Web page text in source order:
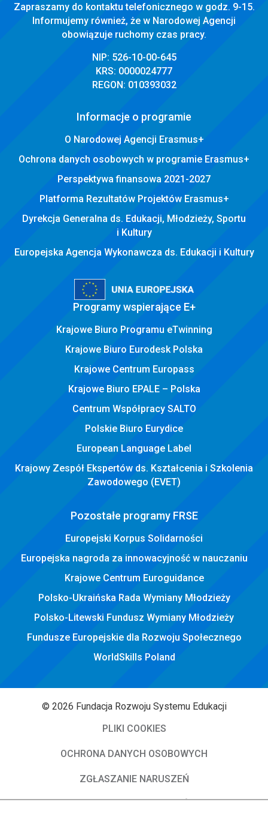
Zapraszamy do kontaktu telefonicznego w godz. 9-15.
Informujemy również, że w Narodowej Agencji
obowiązuje ruchomy czas pracy.
NIP: 526-10-00-645
KRS: 0000024777
REGON: 010393032
Informacje o programie
O Narodowej Agencji Erasmus+
Ochrona danych osobowych w programie Erasmus+
Perspektywa finansowa 2021-2027
Platforma Rezultatów Projektów Erasmus+
Dyrekcja Generalna ds. Edukacji, Młodzieży, Sportu
i Kultury
Europejska Agencja Wykonawcza ds. Edukacji i Kultury
Programy wspierające E+
Krajowe Biuro Programu eTwinning
Krajowe Biuro Eurodesk Polska
Krajowe Centrum Europass
Krajowe Biuro EPALE – Polska
Centrum Współpracy SALTO
Polskie Biuro Eurydice
European Language Label
Krajowy Zespół Ekspertów ds. Kształcenia i Szkolenia
Zawodowego (EVET)
Pozostałe programy FRSE
Europejski Korpus Solidarności
Europejska nagroda za innowacyjność w nauczaniu
Krajowe Centrum Euroguidance
Polsko-Ukraińska Rada Wymiany Młodzieży
Polsko-Litewski Fundusz Wymiany Młodzieży
Fundusze Europejskie dla Rozwoju Społecznego
WorldSkills Poland
© 2026 Fundacja Rozwoju Systemu Edukacji
PLIKI COOKIES
OCHRONA DANYCH OSOBOWYCH
ZGŁASZANIE NARUSZEŃ
DEKLARACJA DOSTĘPNOŚCI